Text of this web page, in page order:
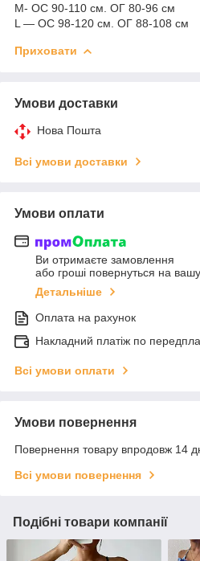
M- ОС 90-110 см. ОГ 80-96 см
L — ОС 98-120 см. ОГ 88-108 см
Приховати
Умови доставки
Нова Пошта
Всі умови доставки
Умови оплати
Ви отримаєте замовлення
або гроші повернуться на
Детальніше
Оплата на рахунок
Накладний платіж по
Всі умови оплати
Умови повернення
Повернення товару впродовж 14
Всі умови повернення
Подібні товари компанії